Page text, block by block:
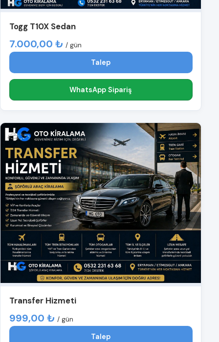
Togg T10X Sedan
7.000,00 ₺ / gün
Talep
WhatsApp Sipariş
Transfer Hizmeti
999,00 ₺ / gün
Talep